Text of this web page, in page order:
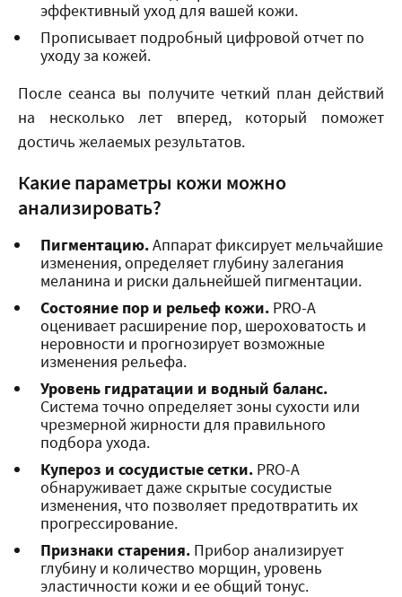
эффективный уход для вашей кожи.
Прописывает подробный цифровой отчет по
уходу за кожей.
После сеанса вы получите четкий план действий
на несколько лет вперед, который поможет
достичь желаемых результатов.
Какие параметры кожи можно
анализировать?
Пигментацию.Аппарат фиксирует мельчайшие
изменения, определяет глубину залегания
меланина и риски дальнейшей пигментации.
Состояние пор и рельеф кожи. PRO-A
оценивает расширение пор, шероховатость и
неровности и прогнозирует возможные
изменения рельефа.
Уровень гидратации и водный баланс.
Система точно определяет зоны сухости или
чрезмерной жирности для правильного
подбора ухода.
Купероз и сосудистые сетки. PRO-A
обнаруживает даже скрытые сосудистые
изменения, что позволяет предотвратить их
прогрессирование.
Признаки старения. Прибор анализирует
глубину и количество морщин, уровень
эластичности кожи и ее общий тонус.